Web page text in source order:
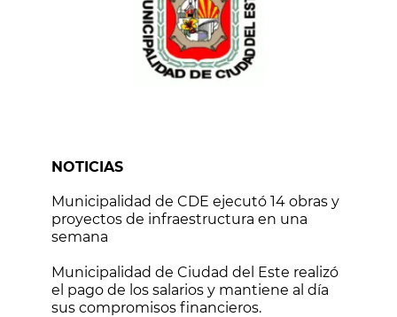
NOTICIAS
Municipalidad de CDE ejecutó 14 obras y
proyectos de infraestructura en una
semana
Municipalidad de Ciudad del Este realizó
el pago de los salarios y mantiene al día
sus compromisos financieros.